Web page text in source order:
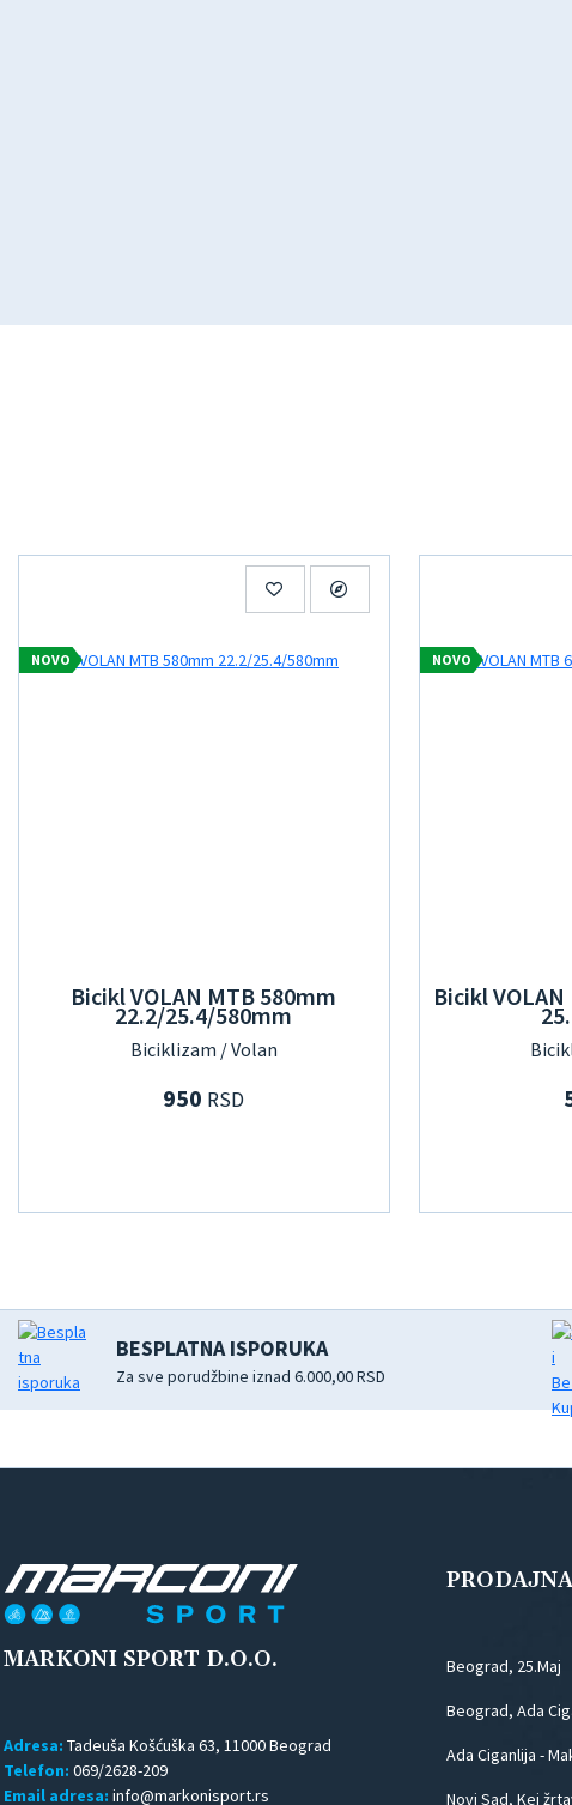
NOVO
Bicikl VOLAN MTB 580mm
22.2/25.4/580mm
Biciklizam / Volan
950 RSD
NOVO
Bicikl VOLAN
BESPLATNA ISPORUKA
Za sve porudžbine iznad 6.000,00 RSD
MARKONI SPORT D.O.O.
Adresa: Tadeuša Košćuška 63, 11000 Beograd
Telefon: 069/2628-209
Email adresa:
Beograd, 25.Maj
Beograd, Ada
Ada Ciganlija -
Novi Sad, Kej